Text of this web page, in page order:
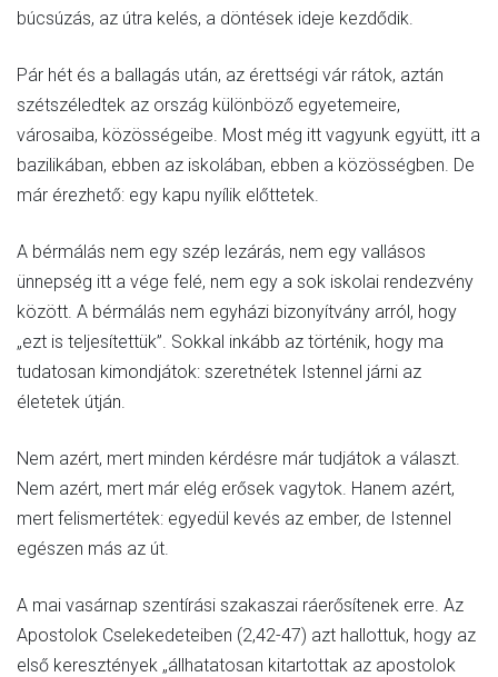
búcsúzás, az útra kelés, a döntések ideje kezdődik.
Pár hét és a ballagás után, az érettségi vár rátok, aztán
szétszéledtek az ország különböző egyetemeire,
városaiba, közösségeibe. Most még itt vagyunk együtt, itt a
bazilikában, ebben az iskolában, ebben a közösségben. De
már érezhető: egy kapu nyílik előttetek.
A bérmálás nem egy szép lezárás, nem egy vallásos
ünnepség itt a vége felé, nem egy a sok iskolai rendezvény
között. A bérmálás nem egyházi bizonyítvány arról, hogy
„ezt is teljesítettük”. Sokkal inkább az történik, hogy ma
tudatosan kimondjátok: szeretnétek Istennel járni az
életetek útján.
Nem azért, mert minden kérdésre már tudjátok a választ.
Nem azért, mert már elég erősek vagytok. Hanem azért,
mert felismertétek: egyedül kevés az ember, de Istennel
egészen más az út.
A mai vasárnap szentírási szakaszai ráerősítenek erre. Az
Apostolok Cselekedeteiben (2,42-47) azt hallottuk, hogy az
első keresztények „állhatatosan kitartottak az apostolok